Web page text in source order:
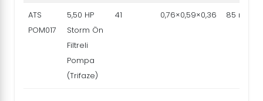
ATS
POM017
5,50 HP
Storm Ön
Filtreli
Pompa
(Trifaze)
41 0,76×0,59×0,36 85 m3/h